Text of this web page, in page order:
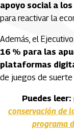
apoyo social a
para reactivar la
Además, el
16 % para las
plataformas
de juegos de
Puedes leer:
conservación de
programa